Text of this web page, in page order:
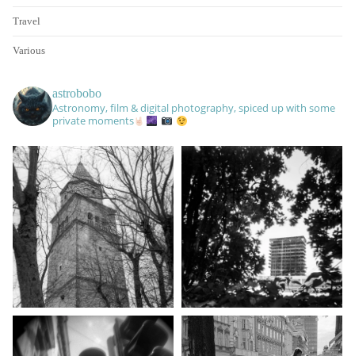
Travel
Various
astrobobo
Astronomy, film & digital photography, spiced up with some
private moments